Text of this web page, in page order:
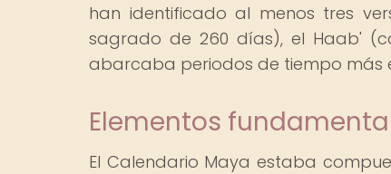
han identificado al menos tres
sagrado de 260 días), el Haab'
abarcaba periodos de tiempo más
Elementos
El Calendario Maya estaba